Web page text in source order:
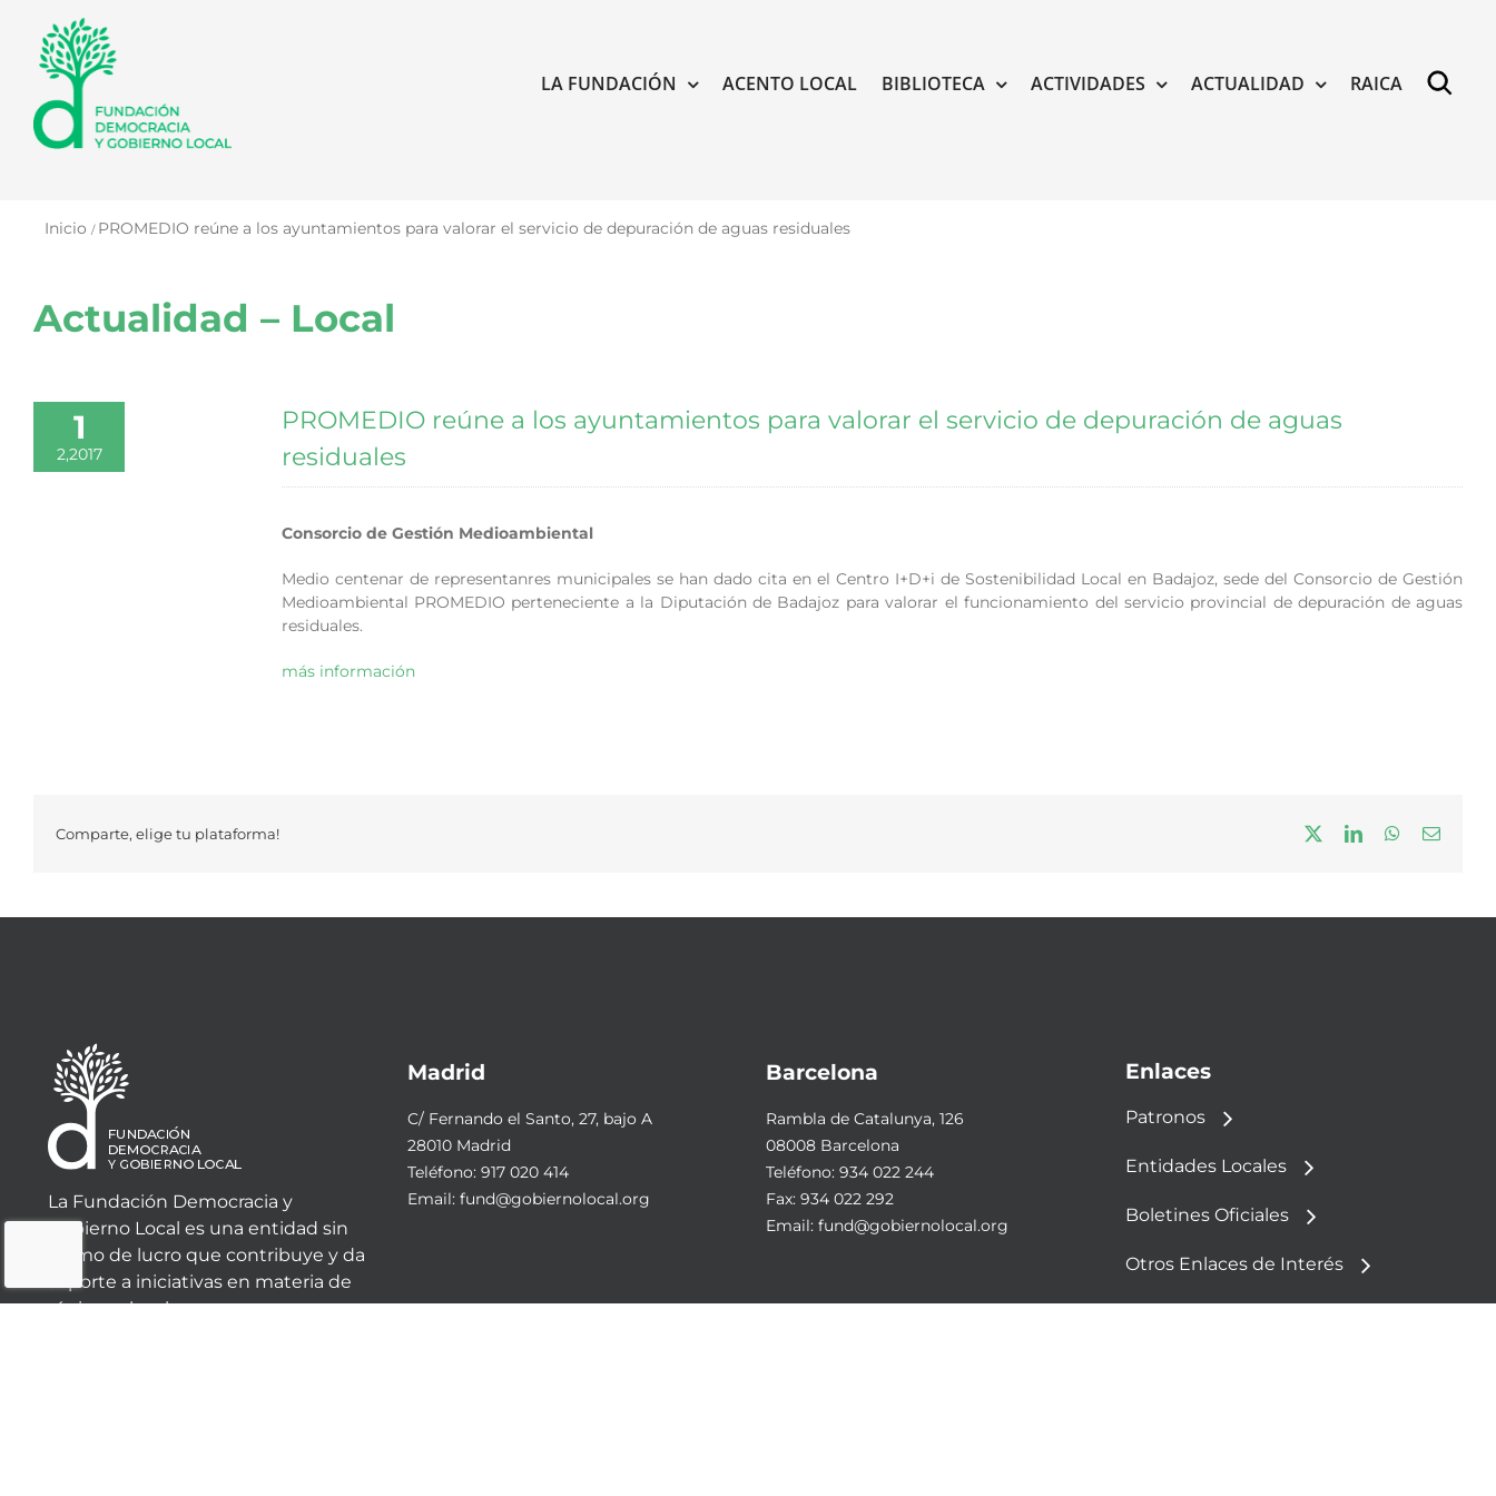
contenido
LA FUNDACIÓN ACENTO LOCAL BIBLIOTECA ACTIVIDADES ACTUALIDAD RAICA
Inicio PROMEDIO reúne a los ayuntamientos para valorar el servicio de depuración de aguas residuales
Actualidad – Local
1
2,2017
PROMEDIO reúne a los ayuntamientos para valorar el servicio de depuración de aguas
residuales
Consorcio de Gestión Medioambiental
Medio centenar de representanres municipales se han dado cita en el Centro I+D+i de Sostenibilidad Local en Badajoz, sede del Consorcio de Gestión
Medioambiental PROMEDIO perteneciente a la Diputación de Badajoz para valorar el funcionamiento del servicio provincial de depuración de aguas
residuales.
más información
Comparte, elige tu plataforma! LinkedInWhatsApp
Correo
La Fundación Democracia y
Gobierno Local es una entidad sin
ánimo de lucro que contribuye y da
soporte a iniciativas en materia de
régimen local.
Madrid
C/ Fernando el Santo, 27, bajo A
28010 Madrid
Teléfono: 917 020 414
Email: fund@gobiernolocal.org
Barcelona
Rambla de Catalunya, 126
08008 Barcelona
Teléfono: 934 022 244
Fax: 934 022 292
Email: fund@gobiernolocal.org
Enlaces
Patronos
Entidades Locales
Boletines Oficiales
Otros Enlaces de Interés